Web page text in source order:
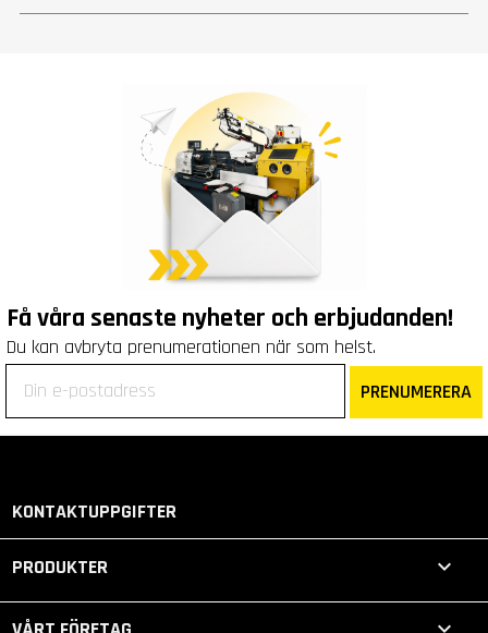
Få våra senaste nyheter och erbjudanden!
Du kan avbryta prenumerationen när som helst.
PRENUMERERA
KONTAKTUPPGIFTER
PRODUKTER 